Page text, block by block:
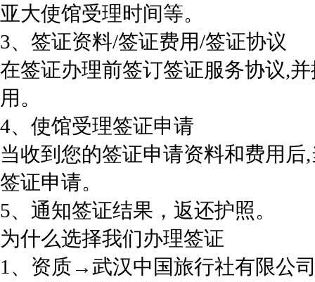
亚大使馆受理时间等。
3、签证资料/签证费用/签证协议
在签证办理前签订签证服务协议,
用。
4、使馆受理签证申请
当收到您的签证申请资料和费用
签证申请。
5、通知签证结果，返还护照。
为什么选择我们办理签证
1、资质→武汉中国旅行社有限公